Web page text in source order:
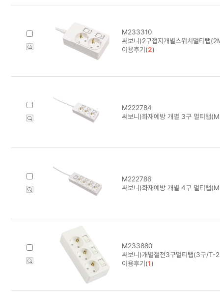
M233310
써보니)2구접지개별스위치멀티탭
이용후기(2)
M222784
써보니)화재예방 개별 3구 멀티탭
M222786
써보니)화재예방 개별 4구 멀티탭
M233880
써보니)개별절전3구멀티탭(3구/T-
이용후기(1)